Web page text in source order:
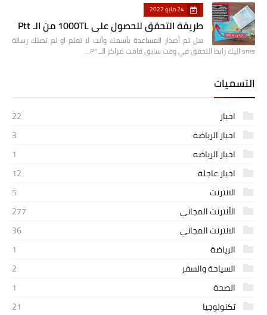
24 مايو 2022
طريقة التحقق للحصول على 1000TL من الـ Ptt
هل تم أصدار المساعدة بأسمك وأنت لا تعلم او لم تصلك رسالة
sms اليك رابط التحقق في وقت سابق قامت مراكز الــ "P…
التسميات
اخبار
22
اخبار الرياضة
3
اخبار الرياضه
1
اخبار عاجلة
12
الانترنت
5
الأنترنت المجاني
277
الانترنت المجاني
36
الرياضة
1
السياحة والسفر
2
الصحة
1
تكنولوجيا
21